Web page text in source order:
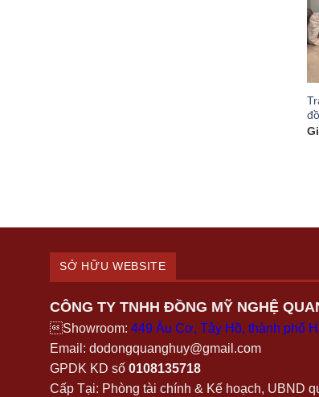
SỞ HỮU WEBSITE
CÔNG TY TNHH ĐỒNG MỸ NGHỆ
Showroom: 449 Âu Cơ, Tây Hồ, thành phố
Email: dodongquanghuy@gmail.com
GPDK KD số 0108135718
Cấp Tại: Phòng tài chính & Kế hoạch, UBND